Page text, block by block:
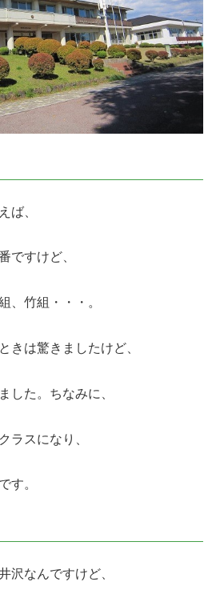
ば、
ですけど、
、竹組・・・。
きは驚きましたけど、
した。ちなみに、
ラスになり、
す。
沢なんですけど、